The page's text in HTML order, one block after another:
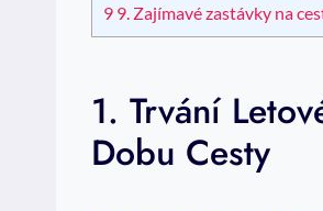
9 9. Zajímavé zastávky na
1. Trvání
Dobu Cesty